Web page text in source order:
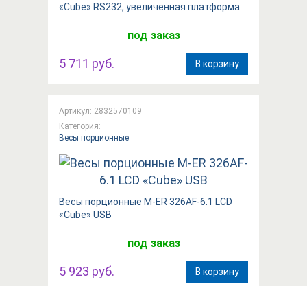
«Cube» RS232, увеличенная платформа
под заказ
5 711 руб. В корзину
Артикул: 2832570109
Категория:
Весы порционные
Весы порционные M-ER 326AF-6.1 LCD
«Cube»​​ USB
под заказ
5 923 руб. В корзину